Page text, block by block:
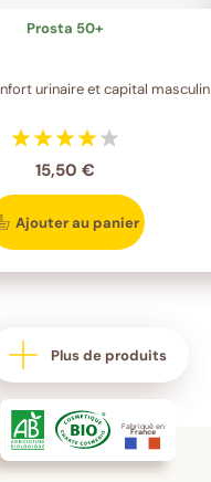
Prosta 50+
urinaire et capital masculin
15,50 €
Ajouter au panier
Plus de produits
Fabriqué en
France